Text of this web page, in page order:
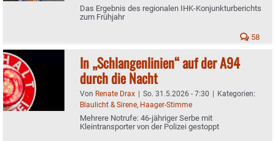
Das Ergebnis des regionalen IHK-Konjunkturberichts
zum Frühjahr
58
In „Schlangenlinien“ auf der A94
durch die Nacht
Von Renate Drax | So. 31.5.2026 - 7:30 | Kategorien:
Blaulicht & Sirene, Haager-Stimme
Mehrere Notrufe: 46-jähriger Serbe mit
Kleintransporter von der Polizei gestoppt